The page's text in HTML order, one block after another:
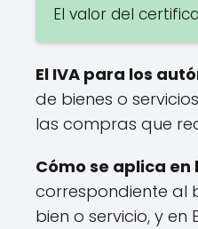
El valor del
El IVA para los
de bienes o
las compras que
Cómo se aplica
correspondiente al
bien o servicio, y en